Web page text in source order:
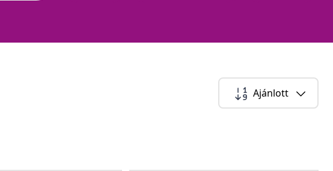
Ajánlott